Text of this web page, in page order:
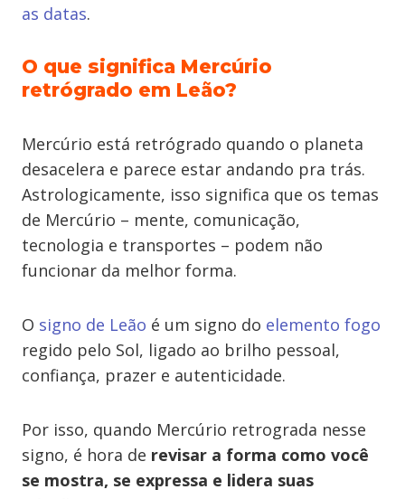
as datas.
O que significa Mercúrio
retrógrado em Leão?
Mercúrio está retrógrado quando o planeta
desacelera e parece estar andando pra trás.
Astrologicamente, isso significa que os temas
de Mercúrio – mente, comunicação,
tecnologia e transportes – podem não
funcionar da melhor forma.
O signo de Leão é um signo do elemento fogo
regido pelo Sol, ligado ao brilho pessoal,
confiança, prazer e autenticidade.
Por isso, quando Mercúrio retrograda nesse
signo, é hora de revisar a forma como você
se mostra, se expressa e lidera suas